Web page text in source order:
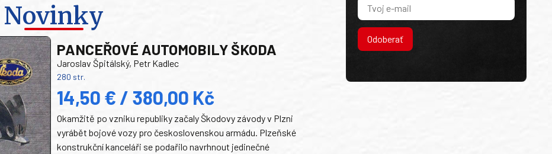
Novinky
PANCEŘOVÉ AUTOMOBILY ŠKODA
Jaroslav Špitálský, Petr Kadlec
280 str.
14,50 € / 380,00 Kč
Okamžitě po vzniku republiky začaly Škodovy závody v Plzni
vyrábět bojové vozy pro československou armádu. Plzeňské
konstrukční kanceláři se podařilo navrhnout jedinečné
Odoberať